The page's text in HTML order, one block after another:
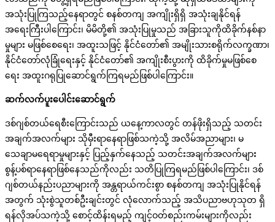
အသုံးပြုကြသည့်နေရာတွင် စနစ်တကျ အကျိုးရှိရှိ အသုံးချနိုင်ရန်
အရေးကြီးပါကြောင်း၊ မိမိတို့၏ အသုံးပြုမှုသည် အခြားသူကိုထိခိုက်နစ်နာ
မှုများ မဖြစ်စေရေး၊ အထူးသဖြင့် နိုင်ငံတော်၏ အမျိုးသားစရိုက်လက္ခဏာ၊
နိုင်ငံတော်လုံခြုံရေးနှင့် နိုင်ငံတော်၏ အကျိုးစီးပွားကို ထိခိုက်မှုမဖြစ်စေ
ရေး အထူးဂရုပြုဆောင်ရွက်ကြရမည်ဖြစ်ပါကြောင်း။
ဆက်လက်ပူးပေါင်းဆောင်ရွက်
ဒစ်ဂျစ်တယ်ရေစီးကြောင်းသည် ယနေ့ကာလတွင် တန်ဖိုးရှိသည့် သတင်း
အချက်အလက်များ သိုမှီးရာနေရာဖြစ်သကဲ့သို့ အလိမ်အညာများ၊ မ
သေချာမရေရာမှုများနှင့် ပြည့်နှက်နေသည့် သတင်းအချက်အလက်များ
စွန့်ပစ်ရာနေရာဖြစ်နေသည်ကိုလည်း သတိပြုကြရမည်ဖြစ်ပါကြောင်း၊ ဒစ်
ဂျစ်တယ်နည်းပညာများကို အန္တရာယ်ကင်းစွာ စနစ်တကျ အသုံးပြုနိုင်ရန်
အတွက် သုံးစွဲသူတစ်ဦးချင်းတွင် လုံလောက်သည့် အသိပညာဗဟုသုတ ရှိ
ရန်လိုအပ်သကဲ့သို့ စောင့်ထိန်းရမည့် ကျင့်ဝတ်စည်းကမ်းများကိုလည်း